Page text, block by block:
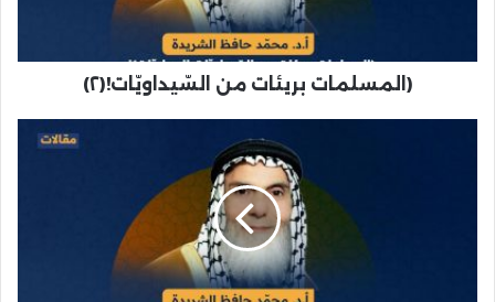
(المسلمات بريئات من السّيداويّات!(٢)